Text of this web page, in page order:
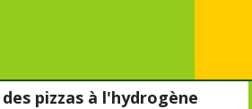
pizzas à l'hydrogène